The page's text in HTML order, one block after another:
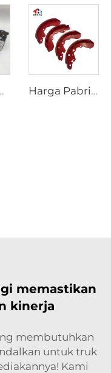
Keramik Mobil Pembuatan Harga Pabrik OEM Dipesan Secara Khusus Semi Truk Mobil Rem Drum Sepatu untuk coaster SUZUKI
memastikan
kinerja
membutuhkan
untuk truk
Kami